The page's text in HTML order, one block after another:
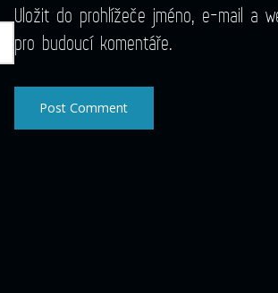
Uložit do prohlížeče jméno, e-mail a
pro budoucí komentáře.